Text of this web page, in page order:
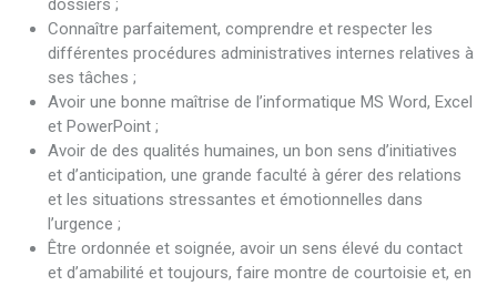
dossiers ;
Connaître parfaitement, comprendre et respecter les
différentes procédures administratives internes relatives à
ses tâches ;
Avoir une bonne maîtrise de l’informatique MS Word, Excel
et PowerPoint ;
Avoir de des qualités humaines, un bon sens d’initiatives
et d’anticipation, une grande faculté à gérer des relations
et les situations stressantes et émotionnelles dans
l’urgence ;
Être ordonnée et soignée, avoir un sens élevé du contact
et d’amabilité et toujours, faire montre de courtoisie et, en